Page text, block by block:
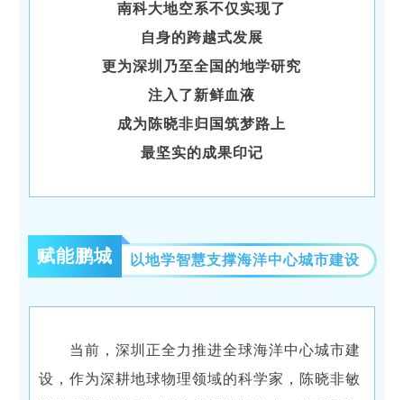
南科大地空系不仅实现了
自身的跨越式发展
更为深圳乃至全国的地学研究
注入了新鲜血液
成为陈晓非归国筑梦路上
最坚实的成果印记
赋能鹏城 以地学智慧支撑海洋中心城市建设
当前，深圳正全力推进全球海洋中心城市建
设，作为深耕地球物理领域的科学家，陈晓非敏